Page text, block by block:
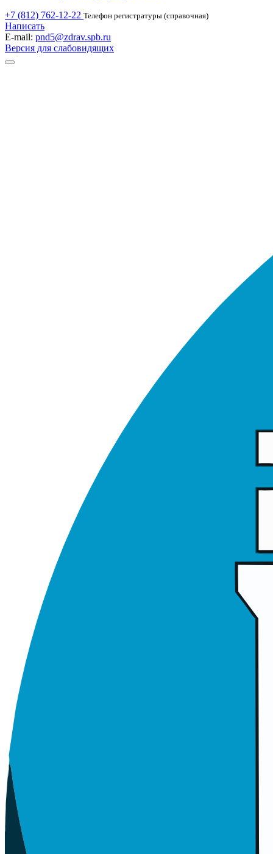
+7 (812) 762-12-22 Телефон регистратуры (справочная)
Написать
E-mail: pnd5@zdrav.spb.ru
Версия для слабовидящих